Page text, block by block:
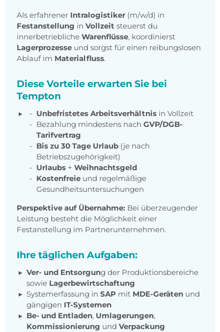
Als erfahrener Intralogistiker (m/w/d) in
Festanstellung in Vollzeit steuerst du
innerbetriebliche Warenflüsse, koordinierst
Lagerprozesse und sorgst für einen reibungslosen
Ablauf im Materialfluss.
Diese Vorteile erwarten Sie bei
Tempton
Unbefristetes Arbeitsverhältnis in Vollzeit
Bezahlung mindestens nach GVP/DGB-
Tarifvertrag
Bis zu 30 Tage Urlaub (je nach
Betriebszugehörigkeit)
Urlaubs + Weihnachtsgeld
Kostenfreie und regelmäßige
Gesundheitsuntersuchungen
Perspektive auf Übernahme: Bei überzeugender
Leistung besteht die Möglichkeit einer
Festanstellung im Partnerunternehmen.
Ihre täglichen Aufgaben:
Ver- und Entsorgung der Produktionsbereiche
sowie Lagerbewirtschaftung
Systemerfassung in SAP mit MDE-Geräten und
gängigen IT-Systemen
Be- und Entladen, Umlagerungen,
Kommissionierung und Verpackung